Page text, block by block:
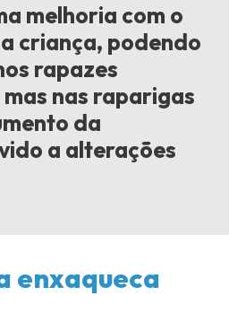
melhoria com o
criança, podendo
rapazes
nas raparigas
da
a alterações
enxaqueca